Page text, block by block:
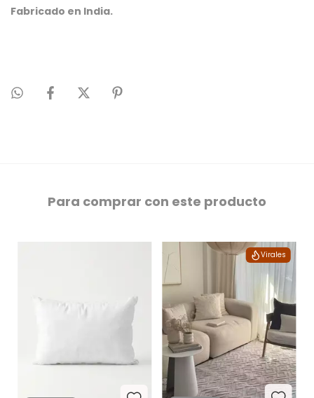
Fabricado en India.
Para comprar con este producto
Virales